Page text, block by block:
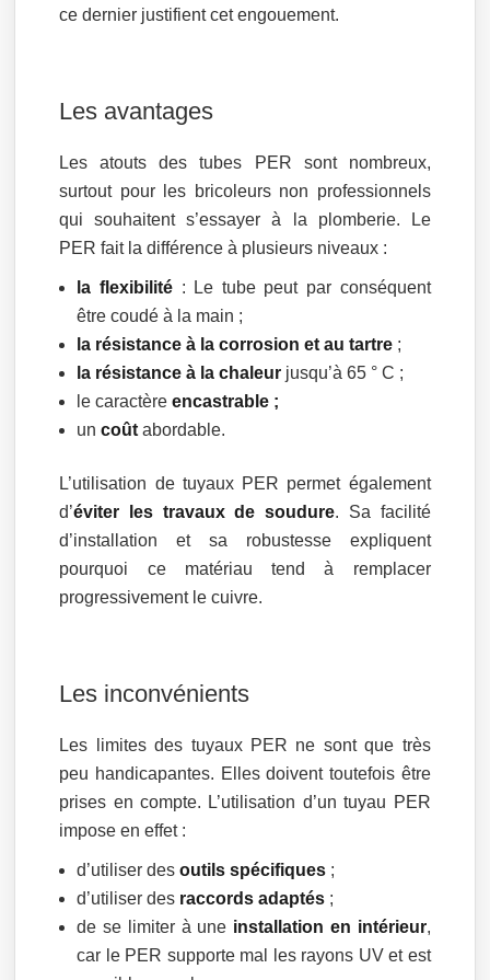
ce dernier justifient cet engouement.
Les avantages
Les atouts des tubes PER sont nombreux,
surtout pour les bricoleurs non professionnels
qui souhaitent s’essayer à la plomberie. Le
PER fait la différence à plusieurs niveaux :
la flexibilité : Le tube peut par conséquent
être coudé à la main ;
la résistance à la corrosion et au tartre ;
la résistance à la chaleur jusqu’à 65 ° C ;
le caractèreencastrable ;
uncoût abordable.
L’utilisation de tuyaux PER permet également
d’éviter les travaux de soudure. Sa facilité
d’installation et sa robustesse expliquent
pourquoi ce matériau tend à remplacer
progressivement le cuivre.
Les inconvénients
Les limites des tuyaux PER ne sont que très
peu handicapantes. Elles doivent toutefois être
prises en compte. L’utilisation d’un tuyau PER
impose en effet :
d’utiliser desoutils spécifiques ;
d’utiliser des raccords adaptés ;
de se limiter à une installation en intérieur,
car le PER supporte mal les rayons UV et est